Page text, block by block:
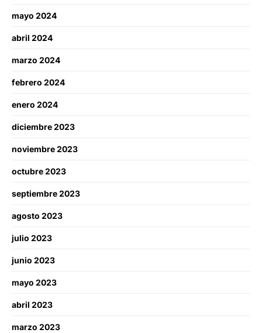
mayo 2024
abril 2024
marzo 2024
febrero 2024
enero 2024
diciembre 2023
noviembre 2023
octubre 2023
septiembre 2023
agosto 2023
julio 2023
junio 2023
mayo 2023
abril 2023
marzo 2023